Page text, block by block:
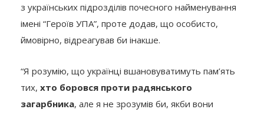
з українських підрозділів почесного найменування
імені “Героїв УПА”, проте додав, що особисто,
ймовірно, відреагував би інакше.
“Я розумію, що українці вшановуватимуть пам’ять
тих, хто боровся проти радянського
загарбника, але я не зрозумів би, якби вони